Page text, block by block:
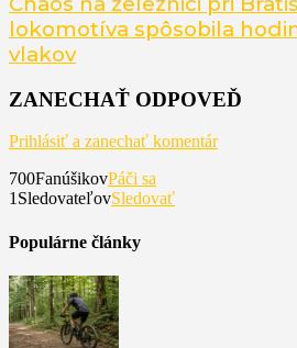
lokomotíva spôsobila
vlakov
ZANECHAŤ ODPOVEĎ
Prihlásiť a zanechať komentár
700FanúšikovPáči sa
1 SledovateľovSledovať
Populárne články